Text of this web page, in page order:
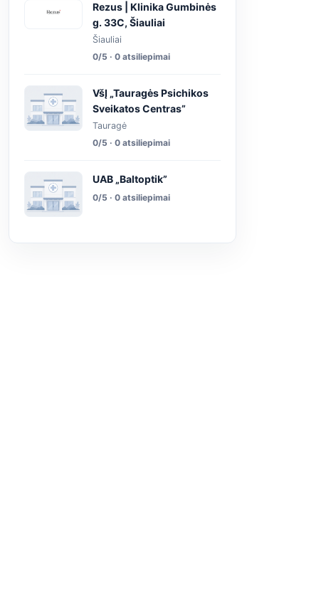
Rezus | Klinika Gumbinės
g. 33C, Šiauliai
Šiauliai
0/5 · 0 atsiliepimai
VšĮ „Tauragės Psichikos
Sveikatos Centras”
Tauragė
0/5 · 0 atsiliepimai
UAB „Baltoptik”
0/5 · 0 atsiliepimai